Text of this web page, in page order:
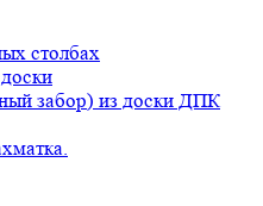
столбах
забор) из доски ДПК